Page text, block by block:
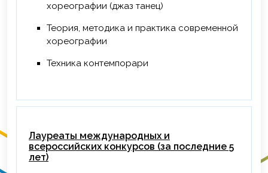
хореографии (джаз танец)
Теория, методика и практика современной
хореографии
Техника контемпорари
Лауреаты международных и
всероссийских конкурсов (за последние 5
лет)